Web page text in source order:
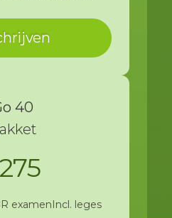
40
examenIncl. leges